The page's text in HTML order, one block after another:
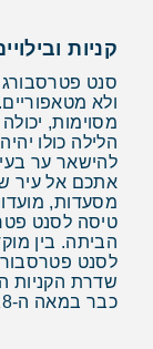
קניות
סנט פטרסבורג
ולא
מסוימות,
הלילה כולו
להישאר ער
אתכם אל עיר
מסעדות,
טיסה לסנט
הביתה. בין
לסנט
שדרת הקניות
כבר במאה ה-18 ואת מרכז הקניות גרנד פלאס.